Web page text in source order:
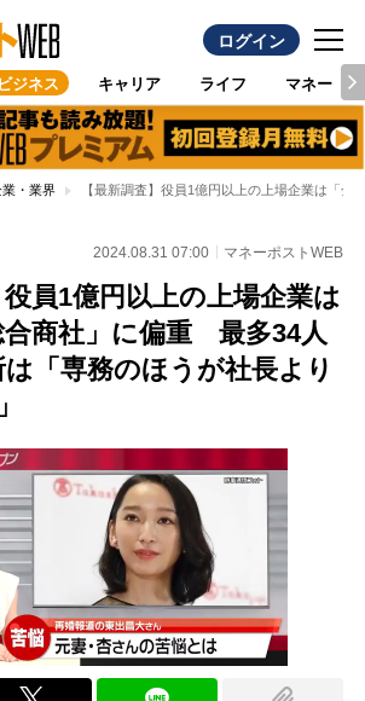
ログイン
ビジネス キャリア ライフ マネー
業・業界 【最新調査】役員1億円以上の上場企業は「
2024.08.31 07:00 マネーポストWEB
役員1億円以上の上場企業は
合商社」に偏重 最多34人
「専務のほうが社長より